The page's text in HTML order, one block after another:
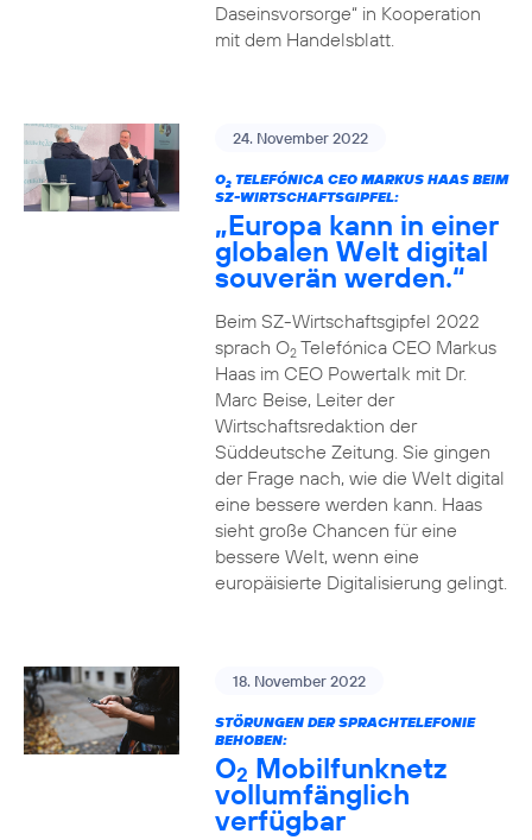
Daseinsvorsorge“ in Kooperation
mit dem Handelsblatt.
24. November 2022
O2TELEFÓNICA CEO MARKUS HAAS BEIM
SZ-WIRTSCHAFTSGIPFEL:
„Europa kann in einer
globalen Welt digital
souverän werden.“
Beim SZ-Wirtschaftsgipfel 2022
sprach O2Telefónica CEO Markus
Haas im CEO Powertalk mit Dr.
Marc Beise, Leiter der
Wirtschaftsredaktion der
Süddeutsche Zeitung. Sie gingen
der Frage nach, wie die Welt digital
eine bessere werden kann. Haas
sieht große Chancen für eine
bessere Welt, wenn eine
europäisierte Digitalisierung gelingt.
18. November 2022
STÖRUNGEN DER SPRACHTELEFONIE
BEHOBEN:
O2 Mobilfunknetz
vollumfänglich
verfügbar